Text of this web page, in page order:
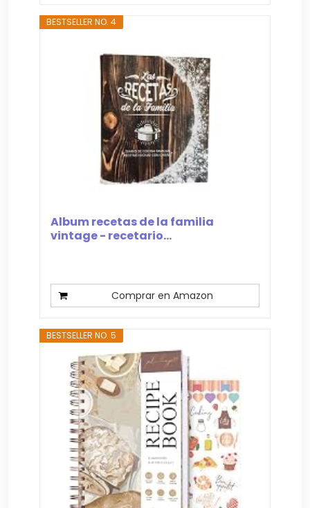
BESTSELLER NO. 4
Album recetas de la familia
vintage - recetario...
Comprar en Amazon
BESTSELLER NO. 5